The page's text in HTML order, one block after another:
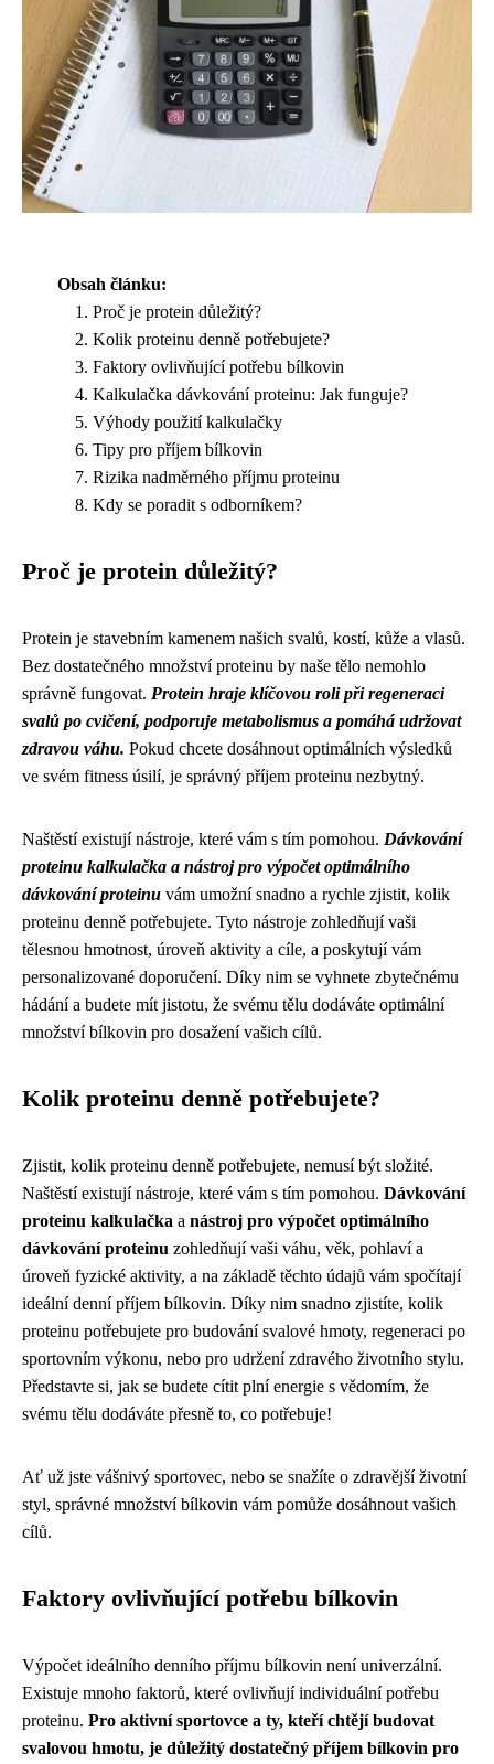
Obsah článku:
Proč je protein důležitý?
Kolik proteinu denně potřebujete?
Faktory ovlivňující potřebu bílkovin
Kalkulačka dávkování proteinu: Jak funguje?
Výhody použití kalkulačky
Tipy pro příjem bílkovin
Rizika nadměrného příjmu proteinu
Kdy se poradit s odborníkem?
Proč je protein důležitý?
Protein je stavebním kamenem našich svalů, kostí, kůže a vlasů.
Bez dostatečného množství proteinu by naše tělo nemohlo
správně fungovat. Protein hraje klíčovou roli při regeneraci
svalů po cvičení, podporuje metabolismus a pomáhá udržovat
zdravou váhu. Pokud chcete dosáhnout optimálních výsledků
ve svém fitness úsilí, je správný příjem proteinu nezbytný.
Naštěstí existují nástroje, které vám s tím pomohou. Dávkování
proteinu kalkulačka a nástroj pro výpočet optimálního
dávkování proteinu vám umožní snadno a rychle zjistit, kolik
proteinu denně potřebujete. Tyto nástroje zohledňují vaši
tělesnou hmotnost, úroveň aktivity a cíle, a poskytují vám
personalizované doporučení. Díky nim se vyhnete zbytečnému
hádání a budete mít jistotu, že svému tělu dodáváte optimální
množství bílkovin pro dosažení vašich cílů.
Kolik proteinu denně potřebujete?
Zjistit, kolik proteinu denně potřebujete, nemusí být složité.
Naštěstí existují nástroje, které vám s tím pomohou. Dávkování
proteinu kalkulačka a nástroj pro výpočet optimálního
dávkování proteinu zohledňují vaši váhu, věk, pohlaví a
úroveň fyzické aktivity, a na základě těchto údajů vám spočítají
ideální denní příjem bílkovin. Díky nim snadno zjistíte, kolik
proteinu potřebujete pro budování svalové hmoty, regeneraci po
sportovním výkonu, nebo pro udržení zdravého životního stylu.
Představte si, jak se budete cítit plní energie s vědomím, že
svému tělu dodáváte přesně to, co potřebuje!
Ať už jste vášnivý sportovec, nebo se snažíte o zdravější životní
styl, správné množství bílkovin vám pomůže dosáhnout vašich
cílů.
Faktory ovlivňující potřebu bílkovin
Výpočet ideálního denního příjmu bílkovin není univerzální.
Existuje mnoho faktorů, které ovlivňují individuální potřebu
proteinu. Pro aktivní sportovce a ty, kteří chtějí budovat
svalovou hmotu, je důležitý dostatečný příjem bílkovin pro